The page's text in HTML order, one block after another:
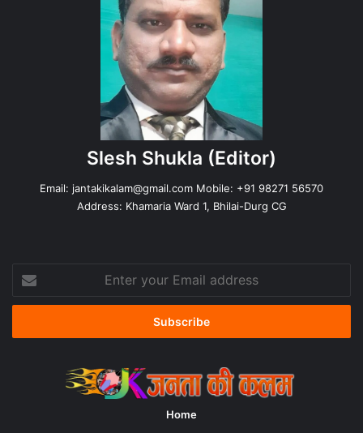
Slesh Shukla (Editor)
Email: jantakikalam@gmail.com Mobile: +91 98271 56570
Address: Khamaria Ward 1, Bhilai-Durg CG
your
Email
Home